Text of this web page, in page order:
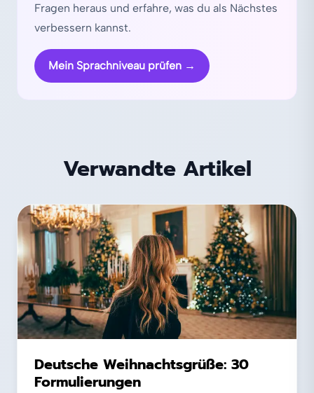
Fragen heraus und erfahre, was du als Nächstes
verbessern kannst.
Mein Sprachniveau prüfen →
Verwandte Artikel
Deutsche Weihnachtsgrüße: 30
Formulierungen